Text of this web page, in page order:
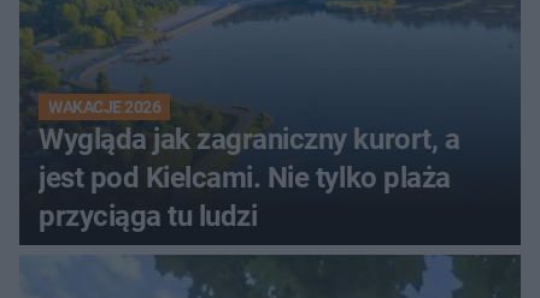
WAKACJE 2026
Wygląda jak zagraniczny kurort, a
jest pod Kielcami. Nie tylko plaża
przyciąga tu ludzi